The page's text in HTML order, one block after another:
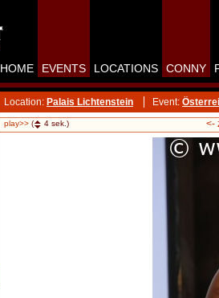
HOME EVENTS LOCATIONS CONNY
Location: Palais Lichtenstein Event:
play>> ( 4 sek.) <-